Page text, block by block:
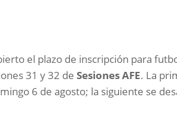
el plazo de inscripción para
31 y 32 deSesiones AFE. La
6 de agosto; la siguiente se